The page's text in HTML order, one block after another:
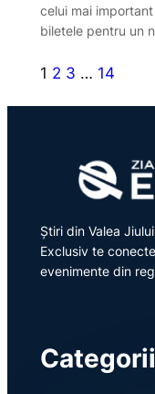
celui mai
biletele pentru un
1 2 3 … 14
Știri din Valea
Exclusiv te
evenimente din
Categorii